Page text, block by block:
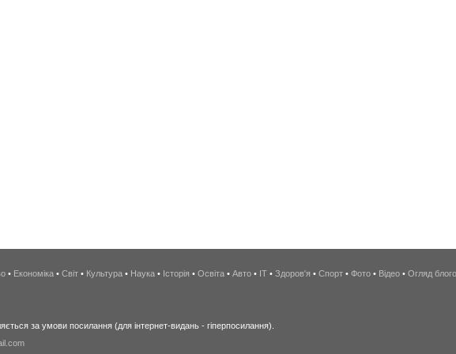
• Економіка • Світ • Культура • Наука • Історія • Освіта • Авто • IT • Здоров'я • Спорт • Фото • Відео • Огляд
за умови посилання (для інтернет-видань - гіперпосилання).